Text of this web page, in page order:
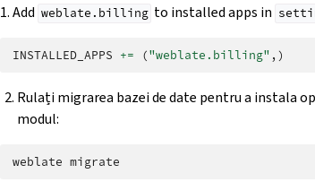
1. Add weblate.billing to installed apps in
INSTALLED_APPS += ("weblate.billing" ,)
Rulați migrarea bazei de date pentru a instala
modul:
weblate